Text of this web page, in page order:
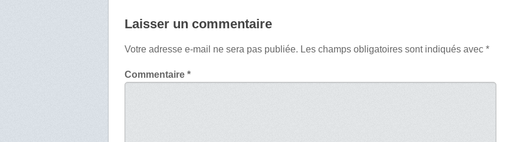
Laisser un commentaire
Votre adresse e-mail ne sera pas publiée. Les champs obligatoires sont indiqués avec*
Commentaire*